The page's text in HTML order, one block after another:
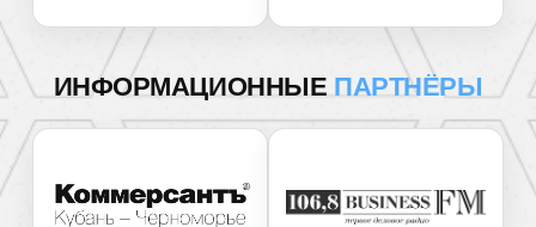
ИНФОРМАЦИОННЫЕ ПАРТНЁРЫ